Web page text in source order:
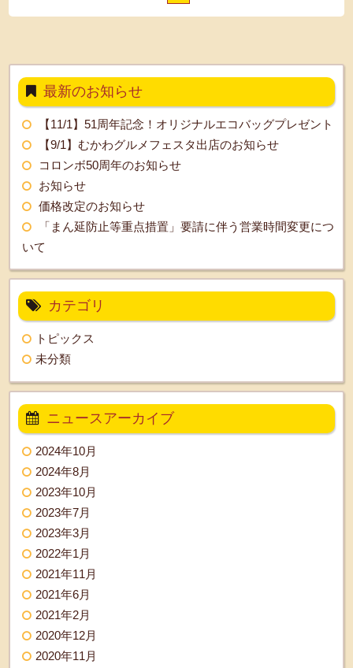
最新のお知らせ
【11/1】51周年記念！オリジナルエコバッグプレゼント
【9/1】むかわグルメフェスタ出店のお知らせ
コロンボ50周年のお知らせ
お知らせ
価格改定のお知らせ
「まん延防止等重点措置」要請に伴う営業時間変更につ
いて
カテゴリ
トピックス
未分類
ニュースアーカイブ
2024年10月
2024年8月
2023年10月
2023年7月
2023年3月
2022年1月
2021年11月
2021年6月
2021年2月
2020年12月
2020年11月